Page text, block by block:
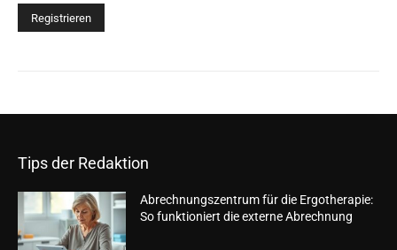
Tips der Redaktion
Abrechnungszentrum für die Ergotherapie:
So funktioniert die externe Abrechnung